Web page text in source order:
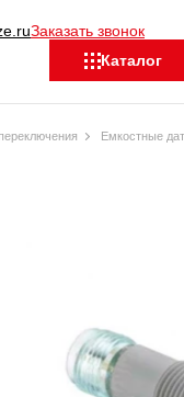
Заказать звонок
Каталог
Емкостные